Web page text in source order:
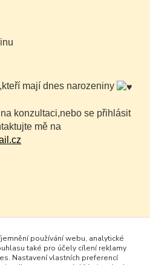
mají dnes narozeniny
konzultaci,nebo se přihlásit
mě na
používání webu, analytické
také pro účely cílení reklamy
Nastavení vlastních preferencí